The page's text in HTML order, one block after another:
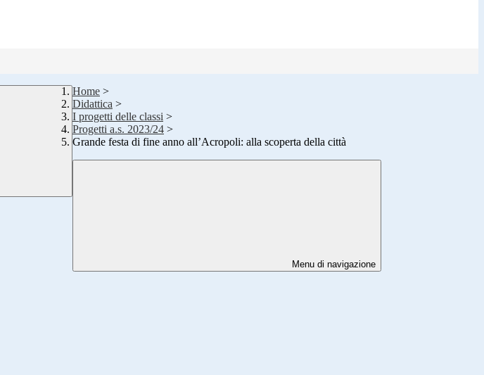
Home >
Didattica >
I progetti delle classi >
Progetti a.s. 2023/24 >
Grande festa di fine anno all’Acropoli: alla scoperta della città
Menu di navigazione